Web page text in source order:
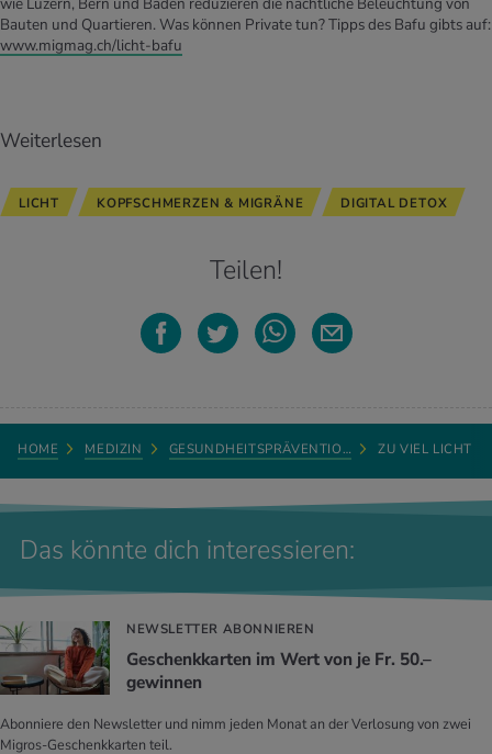
Bauten und Quartieren. Was können Private tun? Tipps des Bafu gibts auf:
www.migmag.ch/licht-bafu
Weiterlesen
LICHT KOPFSCHMERZEN & MIGRÄNE DIGITAL DETOX
Teilen!
HOME MEDIZIN GESUNDHEITSPRÄVENTIO… ZU VIEL LICHT
Das könnte dich interessieren:
NEWSLETTER ABONNIEREN
Geschenkkarten im Wert von je Fr. 50.–
gewinnen
Abonniere den Newsletter und nimm jeden Monat an der Verlosung von zwei
Migros-Geschenkkarten teil.